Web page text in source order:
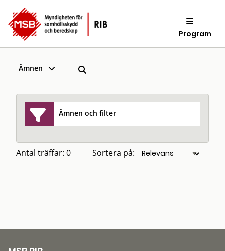
Program
Ämnen
Ämnen och filter
Antal träffar: 0 Sortera på: